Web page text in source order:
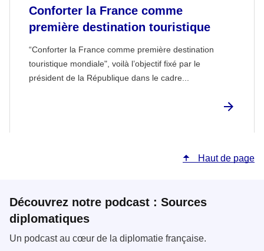
Conforter la France comme
première destination touristique
“Conforter la France comme première destination
touristique mondiale", voilà l’objectif fixé par le
président de la République dans le cadre...
Haut de page
Découvrez notre podcast : Sources
diplomatiques
Un podcast au cœur de la diplomatie française.